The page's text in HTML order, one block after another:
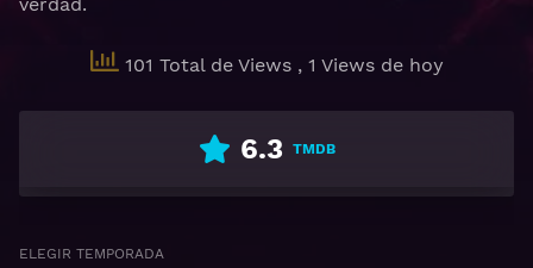
101 Total de Views , 1 Views de hoy
6.3 TMDB
ELEGIR TEMPORADA